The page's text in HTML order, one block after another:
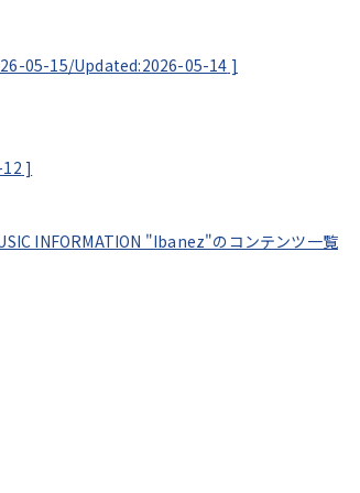
05-15/Updated:2026-05-14 ]
]
INFORMATION "Ibanez"のコンテンツ一覧